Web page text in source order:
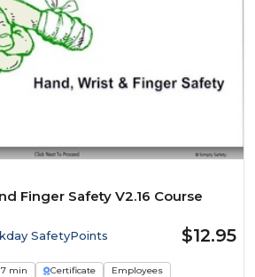
Finger Safety V2.16 Course
SafetyPoints $12.95
min Certificate Employees